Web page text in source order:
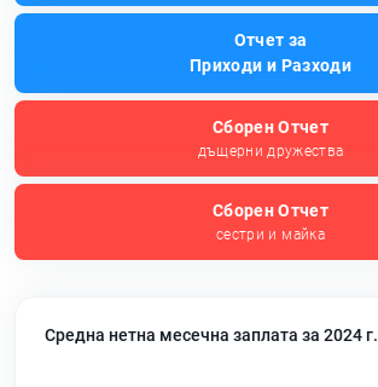
Отчет за
Приходи и Разходи
Сборен Отчет
дъщерни дружества
Сборен Отчет
сестри и майка
Средна нетна месечна заплата за 2024 г.